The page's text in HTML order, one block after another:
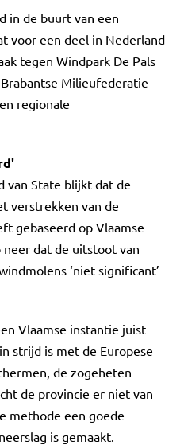
in de buurt van een
voor een deel in Nederland
tegen Windpark De Pals
Milieufederatie
regionale
van State blijkt dat de
verstrekken van de
gebaseerd op Vlaamse
dat de uitstoot van
‘niet significant’
Vlaamse instantie juist
strijd is met de Europese
de zogeheten
de provincie er niet van
methode een goede
is gemaakt.